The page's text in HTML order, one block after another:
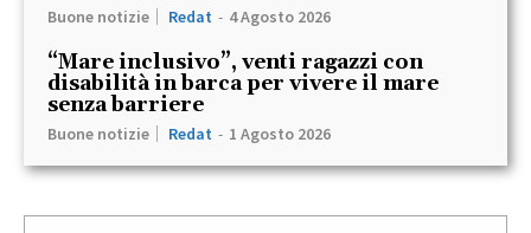
Buone notizie Redat - 4 Agosto 2026
“Mare inclusivo”, venti ragazzi con
disabilità in barca per vivere il mare
senza barriere
Buone notizie Redat - 1 Agosto 2026